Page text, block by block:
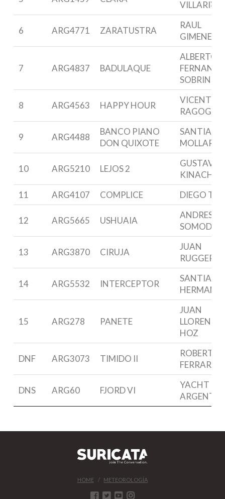
VILLARI¥O
6 ARG4771 ZARATUSTRA
RAUL
GIMENEZ
7 ARG4837 BADULAQUE
ALBERTO
SOBRINO
8 ARG4563 HAPPY HOUR
VICENTE
9 ARG4488
BANCO PIANO
DON QUIXOTE
SANTIAGO
MOLLARD
10 ARG5210 LEJOS 2
GUSTAVO
KINACH
11
ARG4107 COMPLICE DIEGO
12 ARG5665 USHUAIA
ANDRES
SOMODI
13 ARG3870 CIRUJA
JUAN
RUGGERO
14 ARG5532 INTERCEPTOR
SANTIAGO
HERMANN
15 ARG278 PANETE
JUAN
LLORENTE
HOZ
DNF ARG3073 TIMIDO II
ROBERTO
FERRARIO
DNS ARG60 FJORD VI
YACHT
HOME METEOROLOGÍA